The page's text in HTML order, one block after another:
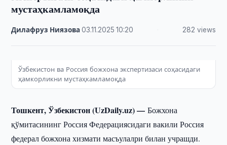
мустаҳкамламоқда
Дилафруз Ниязова·03.11.2025 ·10:20 282 views
Ўзбекистон ва Россия божхона экспертизаси соҳасидаги
ҳамкорликни мустаҳкамламоқда
Тошкент, Ўзбекистон (UzDaily.uz) —Божхона
қўмитасининг Россия Федерациясидаги вакили Россия
федерал божхона хизмати масъулалри билан учрашди.